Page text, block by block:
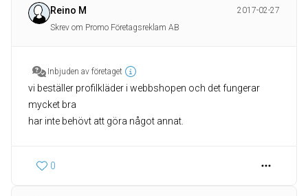
Reino M
2017-02-27
Skrev om Promo Företagsreklam AB
Inbjuden av företaget
vi beställer profilkläder i webbshopen och det fungerar
mycket bra
har inte behövt att göra något annat.
0